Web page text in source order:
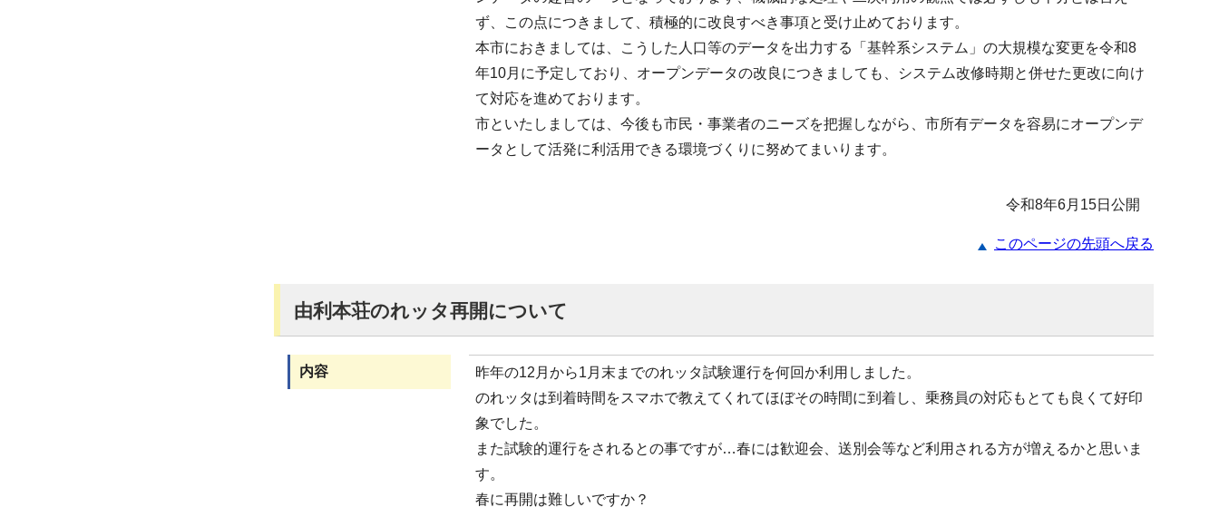
ず、この点につきまして、積極的に改良すべき事項と受け止めております。
本市におきましては、こうした人口等のデータを出力する「基幹系システム」の大規模な変更を令和8
年10月に予定しており、オープンデータの改良につきましても、システム改修時期と併せた更改に向け
て対応を進めております。
市といたしましては、今後も市民・事業者のニーズを把握しながら、市所有データを容易にオープンデ
ータとして活発に利活用できる環境づくりに努めてまいります。
令和8年6月15日公開
このページの先頭へ戻る
由利本荘のれッタ再開について
内容
昨年の12月から1月末までのれッタ試験運行を何回か利用しました。
のれッタは到着時間をスマホで教えてくれてほぼその時間に到着し、乗務員の対応もとても良くて好印
象でした。
また試験的運行をされるとの事ですが…春には歓迎会、送別会等など利用される方が増えるかと思いま
す。
春に再開は難しいですか？